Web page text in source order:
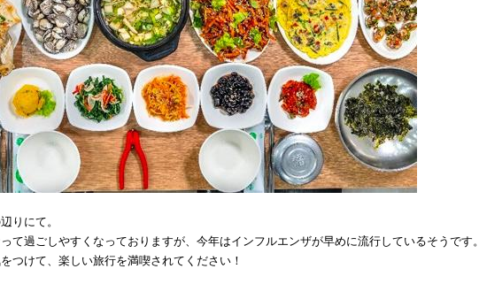
りにて。
て過ごしやすくなっておりますが、今年はインフルエンザが早めに流行しているそうです。
つけて、楽しい旅行を満喫されてください！